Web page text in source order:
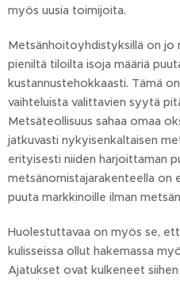
myös uusia toimijoita.
Metsänhoitoyhdistyksillä on jo
pieniltä tiloilta isoja määriä
kustannustehokkaasti. Tämä
vaihteluista valittavien syytä
Metsäteollisuus sahaa omaa
jatkuvasti nykyisenkaltaisen
erityisesti niiden harjoittaman
metsänomistajarakenteella on
puuta markkinoille ilman
Huolestuttavaa on myös se,
kulisseissa ollut hakemassa
Ajatukset ovat kulkeneet